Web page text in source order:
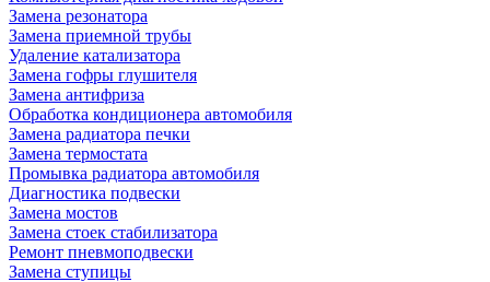
Замена резонатора
Замена приемной трубы
Удаление катализатора
Замена гофры глушителя
Замена антифриза
Обработка кондиционера автомобиля
Замена радиатора печки
Замена термостата
Промывка радиатора автомобиля
Диагностика подвески
Замена мостов
Замена стоек стабилизатора
Ремонт пневмоподвески
Замена ступицы